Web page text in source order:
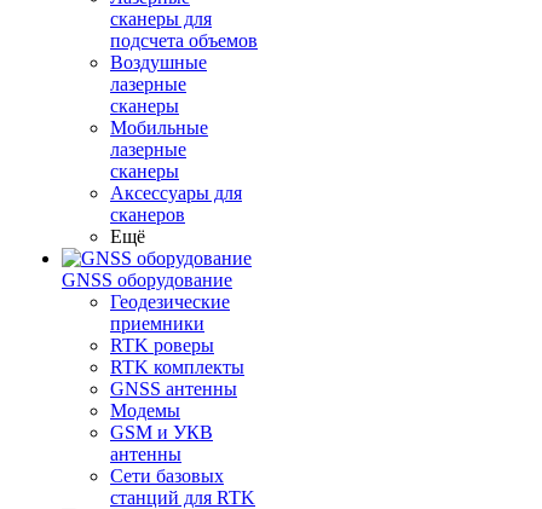
сканеры для
подсчета объемов
Воздушные
лазерные
сканеры
Мобильные
лазерные
сканеры
Аксессуары для
сканеров
Ещё
GNSS оборудование
Геодезические
приемники
RTK роверы
RTK комплекты
GNSS антенны
Модемы
GSM и УКВ
антенны
Сети базовых
станций для RTK